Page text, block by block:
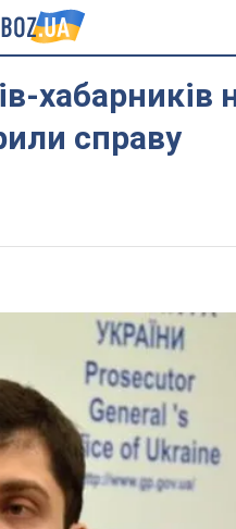
хабарників
справу